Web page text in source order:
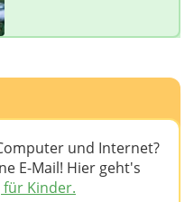
und Internet?
E-Mail! Hier geht's
Kinder.